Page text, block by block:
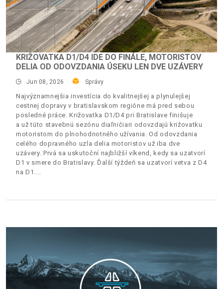
KRIŽOVATKA D1/D4 IDE DO FINÁLE, MOTORISTOV
DELIA OD ODOVZDANIA ÚSEKU LEN DVE UZÁVERY
Jun 08, 2026 Správy
Najvýznamnejšia investícia do kvalitnejšej a plynulejšej
cestnej dopravy v bratislavskom regióne má pred sebou
posledné práce. Križovatka D1/D4 pri Bratislave finišuje
a už túto stavebnú sezónu diaľničiari odovzdajú križovatku
motoristom do plnohodnotného užívania. Od odovzdania
celého dopravného uzla delia motoristov už iba dve
uzávery. Prvá sa uskutoční najbližší víkend, kedy sa uzatvorí
D1 v smere do Bratislavy. Ďalší týždeň sa uzatvorí vetva z D4
na D1.